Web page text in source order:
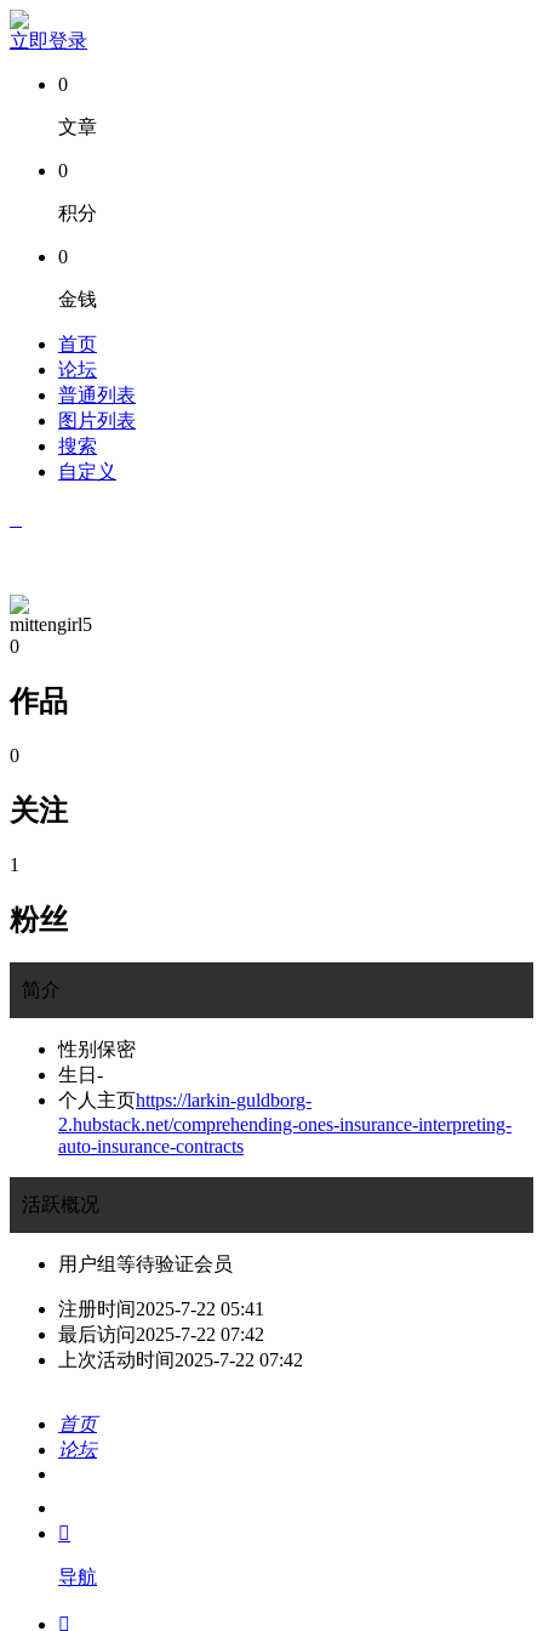
立即登录
0
文章
0
积分
0
金钱
首页
论坛
普通列表
图片列表
搜索
自定义
mittengirl5
0
作品
0
关注
1
粉丝
简介
性别 保密
生日 -
个人主页https://larkin-guldborg-
2.hubstack.net/comprehending-ones-insurance-interpreting-
auto-insurance-contracts
活跃概况
用户组等待验证会员
注册时间2025-7-22 05:41
最后访问2025-7-22 07:42
上次活动时间2025-7-22 07:42
首页
论坛
我的

导航
